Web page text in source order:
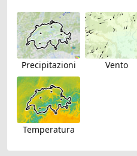
Precipitazioni Vento
Temperatura